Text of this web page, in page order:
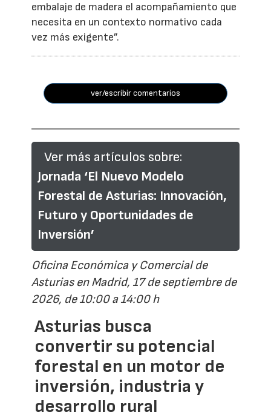
embalaje de madera el acompañamiento que
necesita en un contexto normativo cada
vez más exigente”.
ver/escribir comentarios
Ver más artículos sobre:
Jornada ‘El Nuevo Modelo
Forestal de Asturias: Innovación,
Futuro y Oportunidades de
Inversión’
Oficina Económica y Comercial de
Asturias en Madrid, 17 de septiembre de
2026, de 10:00 a 14:00 h
Asturias busca
convertir su potencial
forestal en un motor de
inversión, industria y
desarrollo rural